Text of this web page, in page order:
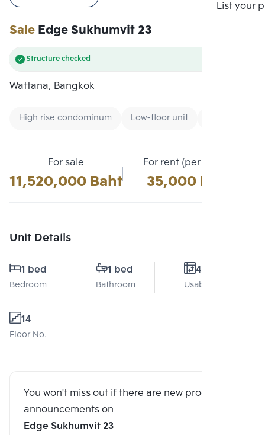
List your
SaleEdge Sukhumvit 23
Structure checked
Wattana, Bangkok
High rise condominum Low-floor unit
For sale
11,520,000 Baht
For rent (per month)
35,000 Baht
Unit Details
1 bed
Bedroom
1 bed
Bathroom
43 Sq.m.
Usable area
14
Floor No.
You won't miss out if there are new program
announcements on
Edge Sukhumvit 23